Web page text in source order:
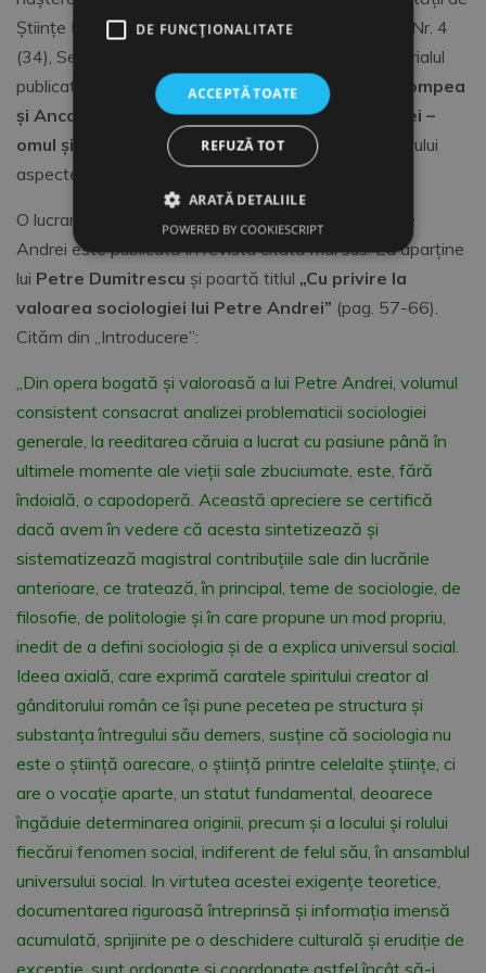
Științe Politice și Administrative din Iași, Volumul IX, Nr. 4
(34), Serie nouă, septembrie-noiembrie 2021. Editorialul
publicat în acest număr al revistei de către Doru
Trompea
și Anca Teodora Trompeaintitulat„Petre Andrei –
omul și opera”
(pag. 7-23) pune la dispoziția cititorului
aspectele esențiale ale biografiei sociologului.
O lucrare în care este sintetizată sociologia lui Petre
Andrei este publicată în revista citată mai sus. Ea aparține
lui Petre Dumitrescu și poartă titlul „Cu privire la
valoarea sociologiei lui Petre Andrei” (pag. 57-66).
Cităm din „Introducere”:
„Din opera bogată și valoroasă a lui Petre Andrei, volumul
consistent consacrat analizei problematicii sociologiei
generale, la reeditarea căruia a lucrat cu pasiune până în
ultimele momente ale vieții sale zbuciumate, este, fără
îndoială, o capodoperă. Această apreciere se certifică
dacă avem în vedere că acesta sintetizează și
sistematizează magistral contribuțiile sale din lucrările
anterioare, ce tratează, în principal, teme de sociologie, de
filosofie, de politologie și în care propune un mod propriu,
inedit de a defini sociologia și de a explica universul social.
Ideea axială, care exprimă caratele spiritului creator al
gânditorului român ce își pune pecetea pe structura și
substanța întregului său demers, susține că sociologia nu
este o știință oarecare, o știință printre celelalte științe, ci
are o vocație aparte, un statut fundamental, deoarece
îngăduie determinarea originii, precum și a locului și rolului
fiecărui fenomen social, indiferent de felul său, în ansamblul
universului social. In virtutea acestei exigențe teoretice,
documentarea riguroasă întreprinsă și informația imensă
acumulată, sprijinite pe o deschidere culturală și erudiție de
excepție, sunt ordonate și coordonate astfel încât să-i
DE FUNCŢIONALITATE
ACCEPTĂ TOATE
REFUZĂ TOT
ARATĂ DETALIILE
POWERED BY COOKIESCRIPT